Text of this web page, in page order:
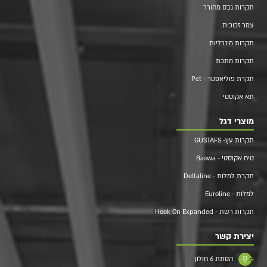
תקרות גבס מחורר
צמר זכוכית
תקרות מינרליות
תקרות מתכת
תקרת פוליאסטר - Pet
תא אקוסטי
מוצרי דגל
תקרות עץ- GUSTAFS
טיח אקוסטי - Baswa
תקרת למלות - Deltaline
למלות - Euroline
תקרות רשת - Hook On Expanded
יצירת קשר
הסתת 6 חולון